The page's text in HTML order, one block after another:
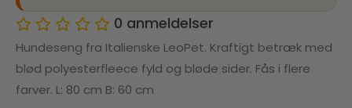
0 anmeldelser
Hundeseng fra Italienske LeoPet. Kraftigt betræk med
blød polyesterfleece fyld og bløde sider. Fås i flere
farver. L: 80 cm B: 60 cm